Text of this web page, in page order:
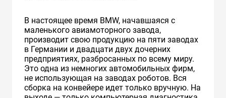
В настоящее время BMW, начавшаяся с
маленького авиамоторного завода,
производит свою продукцию на пяти заводах
в Германии и двадцати двух дочерних
предприятиях, разбросанных по всему миру.
Это одна из немногих автомобильных фирм,
не использующая на заводах роботов. Вся
сборка на конвейере идет только вручную. На